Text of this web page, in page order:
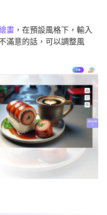
畫 ，在預設風格下，輸入
滿意的話，可以調整風